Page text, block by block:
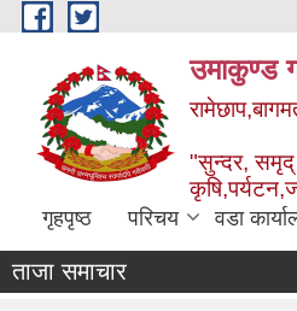
Skip to main content
उमाकुण्ड
"सुन्दर, समृद्
गृहपृष्ठ परिचय वडा
ताजा समाचार